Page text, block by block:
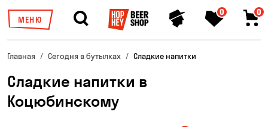
МЕНЮ
0 0
Главная Сегодня в бутылках Сладкие напитки
Сладкие напитки в
Коцюбинскому